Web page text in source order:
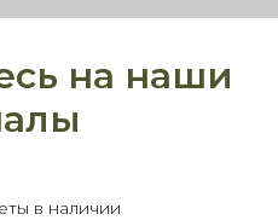
на наши
в наличии